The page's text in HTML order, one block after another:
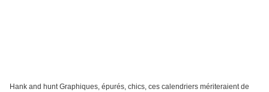
Hank and hunt Graphiques, épurés, chics, ces calendriers mériteraient de